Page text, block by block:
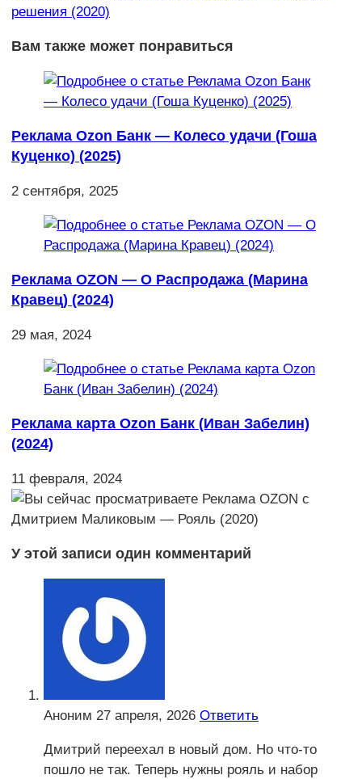
решения (2020)
Вам также может понравиться
Реклама Ozon Банк — Колесо удачи (Гоша
Куценко) (2025)
2 сентября, 2025
Реклама OZON — О Распродажа (Марина
Кравец) (2024)
29 мая, 2024
Реклама карта Ozon Банк (Иван Забелин)
(2024)
11 февраля, 2024
У этой записи один комментарий
Аноним 27 апреля, 2026 Ответить
Дмитрий переехал в новый дом. Но что-то
пошло не так. Теперь нужны рояль и набор